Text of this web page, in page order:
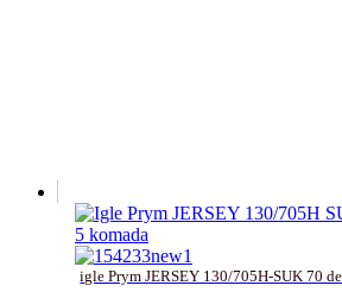
igle Prym JERSEY 130/705H-SUK 70